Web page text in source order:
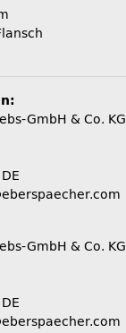
GmbH & Co. KG
GmbH & Co. KG